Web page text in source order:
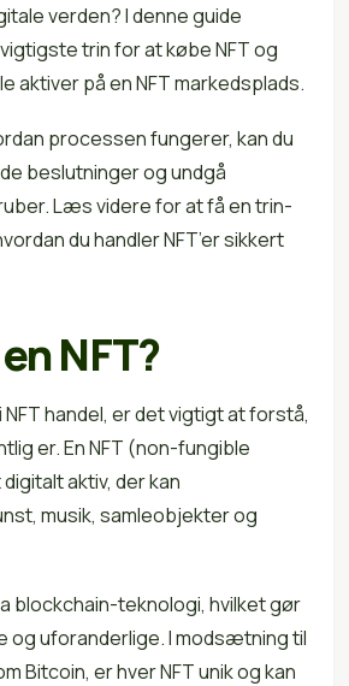
verden? I denne guide
trin for at købe NFT og
aktiver på en NFT markedsplads.
processen fungerer, kan du
beslutninger og undgå
Læs videre for at få en trin-
du handler NFT’er sikkert
NFT?
NFT handel, er det vigtigt at forstå,
er. En NFT (non-fungible
aktiv, der kan
musik, samleobjekter og
blockchain-teknologi, hvilket gør
og uforanderlige. I modsætning til
Bitcoin, er hver NFT unik og kan